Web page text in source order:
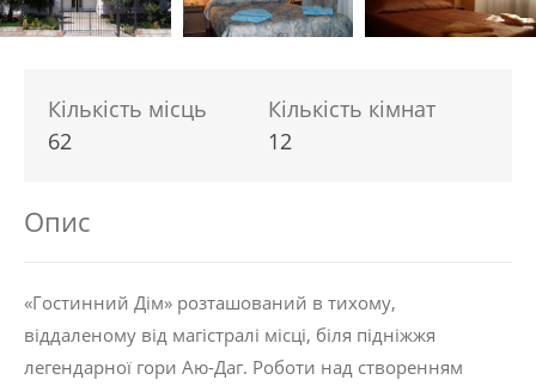
Кількість місць
62
Кількість кімнат
12
Опис
«Гостинний Дім» розташований в тихому,
віддаленому від магістралі місці, біля підніжжя
легендарної гори Аю-Даг. Роботи над створенням